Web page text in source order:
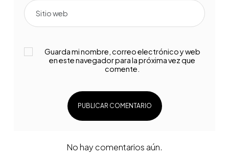
Guarda mi nombre, correo electrónico y web
en este navegador para la próxima vez que
comente.
No hay comentarios aún.